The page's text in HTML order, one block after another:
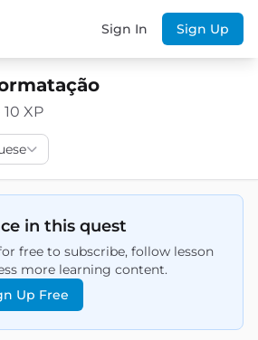
Sign In Sign Up
10 XP
in this quest
free to subscribe, follow lesson
more learning content.
Up Free